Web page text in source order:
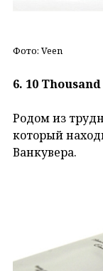
Фото: Veen
6. 10 Thousand
Родом из
который
Ванкувера.